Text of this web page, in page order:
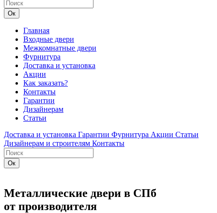
Главная
Входные двери
Межкомнатные двери
Фурнитура
Доставка и установка
Акции
Как заказать?
Контакты
Гарантии
Дизайнерам
Статьи
Доставка и установка Гарантии Фурнитура Акции Статьи
Дизайнерам и строителям Контакты
Металлические двери в СПб
от производителя